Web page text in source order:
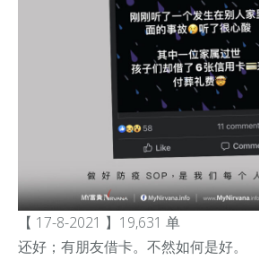
【 17-8-2021 】19,631 单
还好；有朋友借卡。不然如何是好。